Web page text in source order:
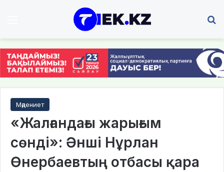
Мәдениет
«Жалғандағы жарығым
сөнді»: Әнші Нұрлан
Өнербаевтың отбасы қара